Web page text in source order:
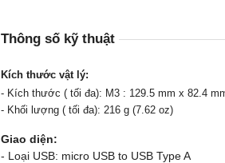
Thông số kỹ thuật
Kích thước vật lý:
- Kích thước ( tối đa): M3 : 129.5 mm x 82.4
- Khối lượng ( tối đa): 216 g (7.62 oz)
Giao diện:
- Loại USB: micro USB to USB Type A